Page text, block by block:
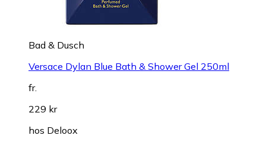
Bad & Dusch
Versace Dylan Blue Bath & Shower Gel 250ml
fr.
229 kr
hos Deloox